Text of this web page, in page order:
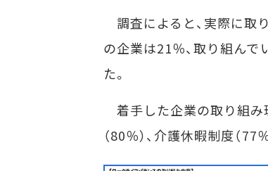
調査によると、実際に取
の企業は21％、取り組ん
た。
着手した企業の取り組み
（80％）、介護休暇制度（